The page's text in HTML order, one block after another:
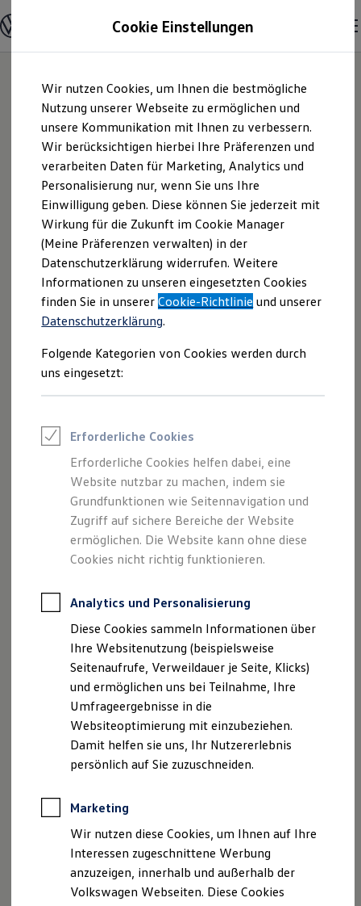
Hauptinhalt
springen
Footer
springen
Modelle und Konfigurator
Konfigurator
Modelle vergleichen
Elektroautos
ENERGY Sondermodelle
Nutzfahrzeuge
SUV und CUV
Familienautos
Kombis
Kompaktwagen
Sportwagen
Schnell verfügbare Fahrzeuge
Angebote und Produkte
Aktuelle Angebote
E-Auto-Förderung
Volkswagen Marktplatz
Die ENERGY Sondermodelle
Junge Gebrauchtwagen und Gebrauchtwagen
Volkswagen Zertifizierte Gebrauchtwagen
Elektromobilität bei Gebrauchtwagen
Saisonangebote
Reifenpakete
Leasing
Leasing-Angebote
Elektroauto Leasing
Kleinwagen-Leasing
Leasing ohne Anzahlung
Finanzierung
Autokredit mit Schlussrate
Versicherungen und Garantien
Kfz-Versicherung
Restschuldversicherungen
Garantien
Professional Class bei Volkswagen
Behörden
Direktkunden
Sonderfahrzeuge
Anpfiff zum Gewinn
Elektromobilität
Elektroautos
ID. Tutorials
Elektrofahrzeugkonzepte
ID. EVERY1
Reichweite
Rekuperation
Laden unterwegs
Laden Zuhause
Ladestationen finden
Ladezeitensimulator
Batterie
Autohaus Klaus
Hörsting e.K.
Inhaber Dennis
Hörsting |
Impressum &
Rechtliches
Hier finden Sie Informationen über uns
(Autohaus Klaus Hörsting e.K. Inhaber
Dennis Hörsting) als verantwortlichen
Anbieter von Inhalten und Angeboten,
die auf dieser Website speziell
aufgeführt sind.
Impressum
Datenschutzerklärung
Impressum
Autohaus Klaus Hörsting
Bahnhofstraße 4
49632 Essen-Oldenburg
Fax: 05434-9412-21
E-Mail:
Geschäftsführer: Dennis Hörsting
Umsatzsteueridentifikationsnummer: DE 117075678
Handelsregister: Registergericht Cloppenburg, HRA
Cookie Einstellungen
Wir nutzen Cookies, um Ihnen die bestmögliche
Nutzung unserer Webseite zu ermöglichen und
unsere Kommunikation mit Ihnen zu verbessern.
Wir berücksichtigen hierbei Ihre Präferenzen und
verarbeiten Daten für Marketing, Analytics und
Personalisierung nur, wenn Sie uns Ihre
Einwilligung geben. Diese können Sie jederzeit mit
Wirkung für die Zukunft im Cookie Manager
(Meine Präferenzen verwalten) in der
Datenschutzerklärung widerrufen. Weitere
Informationen zu unseren eingesetzten Cookies
finden Sie in unsererCookie-Richtlinie und unserer
Datenschutzerklärung.
Folgende Kategorien von Cookies werden durch
uns eingesetzt:
Erforderliche Cookies
Erforderliche Cookies helfen dabei, eine
Website nutzbar zu machen, indem sie
Grundfunktionen wie Seitennavigation und
Zugriff auf sichere Bereiche der Website
ermöglichen. Die Website kann ohne diese
Cookies nicht richtig funktionieren.
Analytics und Personalisierung
Diese Cookies sammeln Informationen über
Ihre Websitenutzung (beispielsweise
Seitenaufrufe, Verweildauer je Seite, Klicks)
und ermöglichen uns bei Teilnahme, Ihre
Umfrageergebnisse in die
Websiteoptimierung mit einzubeziehen.
Damit helfen sie uns, Ihr Nutzererlebnis
persönlich auf Sie zuzuschneiden.
Marketing
Wir nutzen diese Cookies, um Ihnen auf Ihre
Interessen zugeschnittene Werbung
anzuzeigen, innerhalb und außerhalb der
Volkswagen Webseiten. Diese Cookies